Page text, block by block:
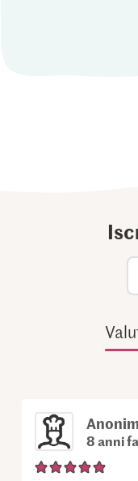
8 anni fa